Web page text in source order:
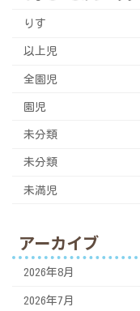
りす
以上児
全園児
園児
未分類
未分類
未満児
アーカイブ
2026年8月
2026年7月